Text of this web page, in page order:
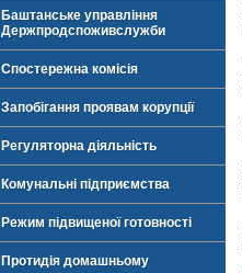
Баштанське управління
Держпродспоживслужби
Спостережна комісія
Запобігання проявам корупції
Регуляторна діяльність
Комунальні підприємства
Режим підвищеної готовності
Протидія домашньому